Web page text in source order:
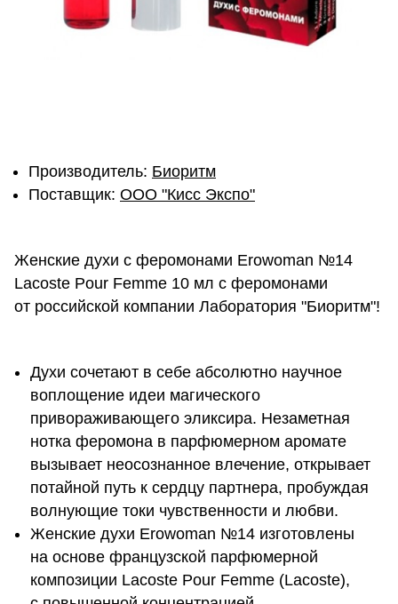
Производитель: Биоритм
Поставщик: ОOО "Кисс Экспо"
Женские духи с феромонами Erowoman №14
Lacoste Pour Femme 10 мл с феромонами
от российской компании Лаборатория "Биоритм"!
Духи сочетают в себе абсолютно научное
воплощение идеи магического
привораживающего эликсира. Незаметная
нотка феромона в парфюмерном аромате
вызывает неосознанное влечение, открывает
потайной путь к сердцу партнера, пробуждая
волнующие токи чувственности и любви.
Женские духи Erowoman №14 изготовлены
на основе французской парфюмерной
композиции Lacoste Pour Femme (Lacoste),